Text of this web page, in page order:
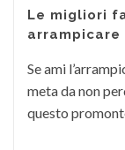
Le migliori
arrampicare
Se ami
meta da non
questo